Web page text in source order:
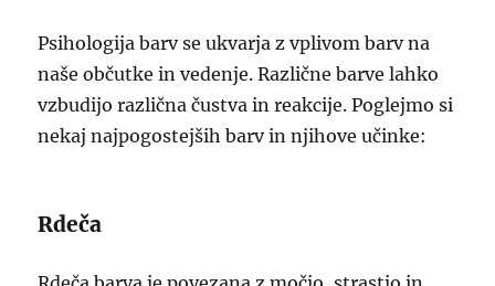
Psihologija barv se ukvarja z vplivom barv na
naše občutke in vedenje. Različne barve lahko
vzbudijo različna čustva in reakcije. Poglejmo si
nekaj najpogostejših barv in njihove učinke:
Rdeča